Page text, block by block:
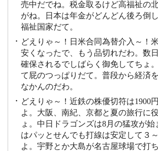
売中だでね。税金取るけど高福祉の
がね。日本は年金がどんどん後ろ倒
福祉国家だて。
どえりゃ～！日米合同為替介入～！
安くなったで、もう品切れだわ。数
確保されるでしばらく御免してちょ
て屁のつっぱりだて。普段から経済
なかんのだわ。
どえりゃ～！近鉄の株優切符は1900
よ。大阪、南紀、京都と夏の旅行に
ょ。中日ドラゴンズは8月の猛攻が始
はパッとせんでも打線は安定して３
よ。宇野とか大島が名古屋球場で打